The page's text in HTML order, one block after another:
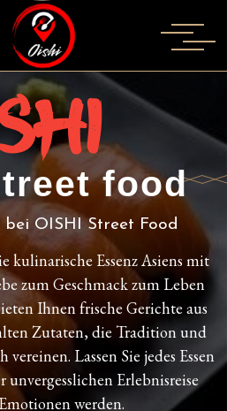
kulinarische Essenz Asiens mit
zum Geschmack zum Leben
Ihnen frische Gerichte aus
Zutaten, die Tradition und
Lassen Sie jedes Essen
Erlebnisreise
werden.
bei OISHI Street Food
food